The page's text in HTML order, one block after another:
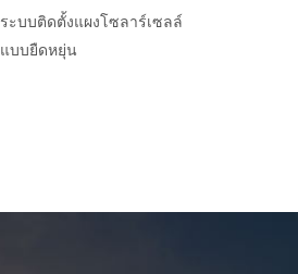
ระบบติดตั้งแผงโซลาร์เซลล์
แบบยืดหยุ่น